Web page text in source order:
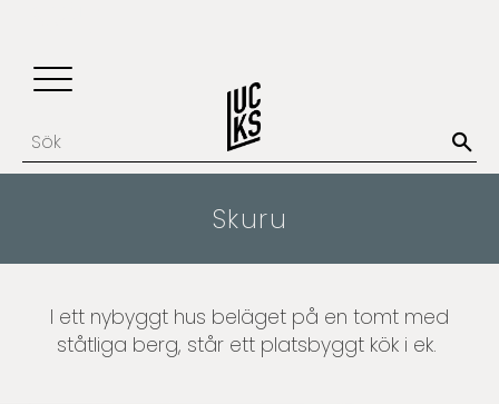
Skuru
I ett nybyggt hus beläget på en tomt med
ståtliga berg, står ett platsbyggt kök i ek.